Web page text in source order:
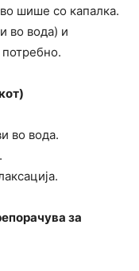
шише со капалка.
во вода) и
во вода.
за